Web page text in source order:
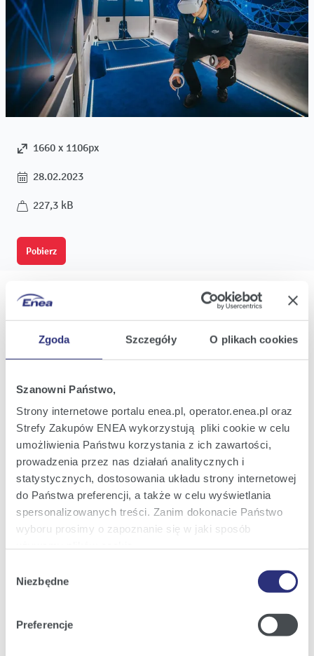
Zgoda Szczegóły O plikach cookies
Szanowni Państwo,
Strony internetowe portalu enea.pl, operator.enea.pl oraz
Strefy Zakupów ENEA wykorzystują pliki cookie w celu
umożliwienia Państwu korzystania z ich zawartości,
prowadzenia przez nas działań analitycznych i
statystycznych, dostosowania układu strony internetowej
do Państwa preferencji, a także w celu wyświetlania
spersonalizowanych treści. Zanim dokonacie Państwo
wyboru prosimy o zapoznanie się w jaki sposób
Szczegółowe informacje na ten temat znajdziecie
Polityce
zgody
Niezbędne
Preferencje
1660 x 1106px
28.02.2023
227,3 kB
Pobierz
Oferta
Oferta dla Biznesu
Zielona energia Dla domu
Zielona energia dla Małych firm
Instytucje publiczne
Podmioty współpracujące
Obsługa i kontakt
Moja Enea